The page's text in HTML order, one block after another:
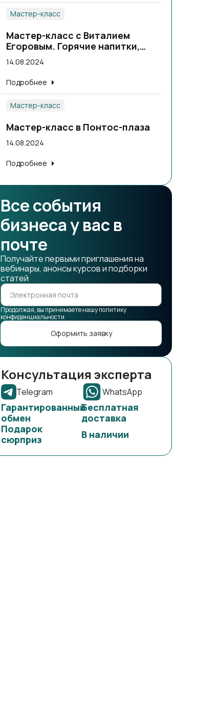
Мастер-класс
Мастер-класс с Виталием
Егоровым. Горячие напитки,
теплые коктейли.
14.08.2024
Подробнее
Мастер-класс
Мастер-класс в Понтос-плаза
14.08.2024
Подробнее
Все события
бизнеса у вас в
почте
Получайте первыми приглашения на
вебинары, анонсы курсов и подборки
статей
Продолжая, вы принимаете нашу политику
конфиденциальности
Оформить заявку
Консультация эксперта
Telegram WhatsApp
Гарантированный
обмен
Бесплатная
доставка
Подарок
сюрприз
В наличии